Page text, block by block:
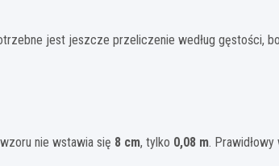
jest jeszcze przeliczenie według gęstości, bo
nie wstawia się 8 cm, tylko 0,08 m. Prawidłowy